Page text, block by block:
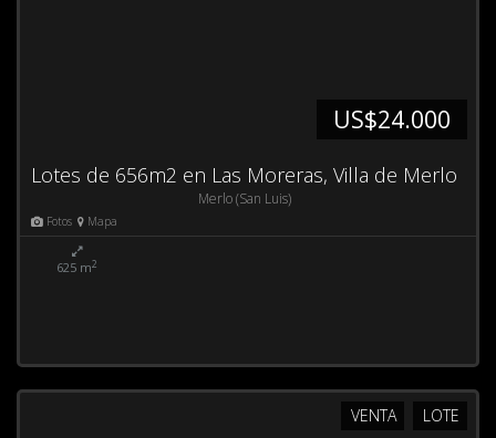
US$24.000
Lotes de 656m2 en Las Moreras, Villa de Merlo
Merlo (San Luis)
Fotos Mapa
625 m2
LOTE
VENTA